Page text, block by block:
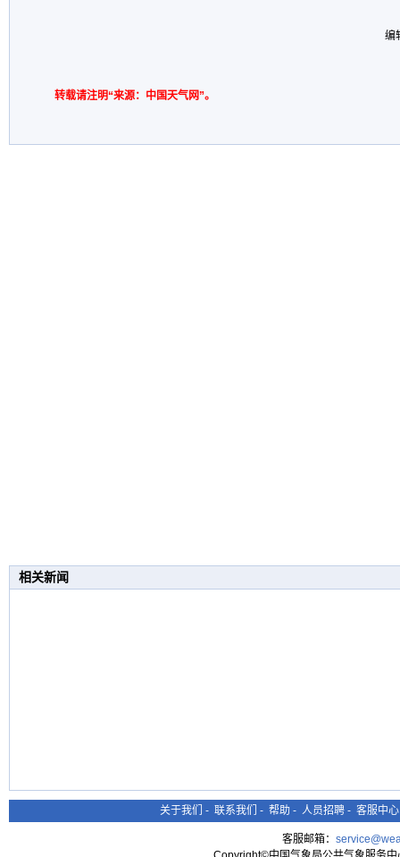
编
转载请注明“来源：中国天气网”。
相关新闻
关于我们 - 联系我们 - 帮助 - 人员招聘 - 客服中心
客服邮箱：